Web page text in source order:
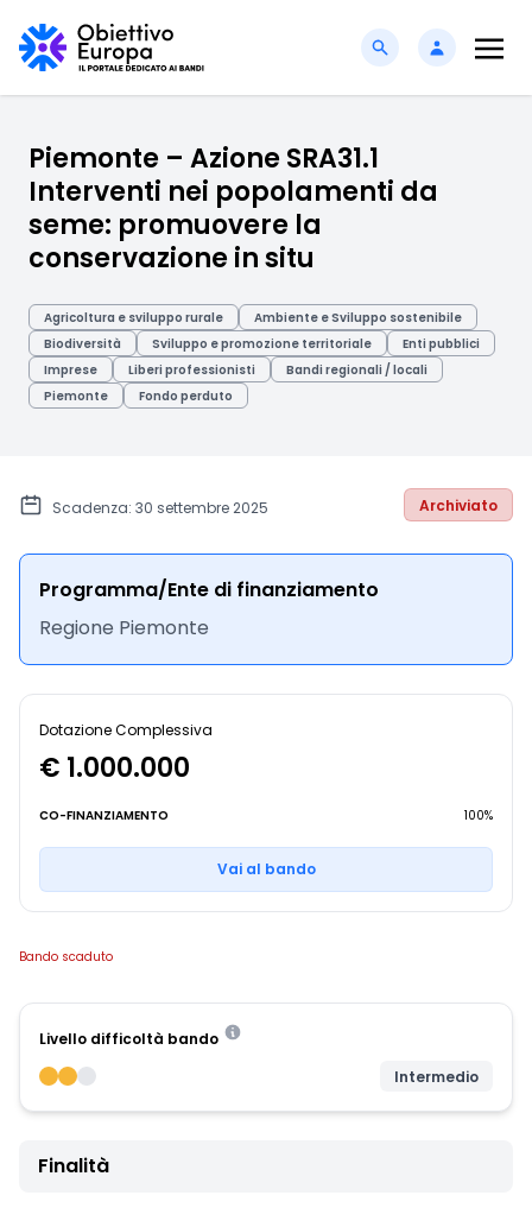
Piemonte – Azione SRA31.1
Interventi nei popolamenti da
seme: promuovere la
conservazione in situ
Agricoltura e sviluppo rurale
Ambiente e Sviluppo sostenibile
Biodiversità
Sviluppo e promozione territoriale
Enti pubblici
Imprese
Liberi professionisti
Bandi regionali / locali
Piemonte
Fondo perduto
Scadenza: 30 settembre 2025 Archiviato
Programma/Ente di finanziamento
Regione Piemonte
Dotazione Complessiva
€ 1.000.000
CO-FINANZIAMENTO 100%
Vai al bando
Bando scaduto
Livello difficoltà bando
Intermedio
Finalità